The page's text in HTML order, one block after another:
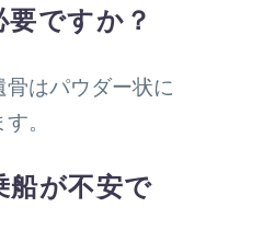
ですか？
はパウダー状に
。
船が不安で